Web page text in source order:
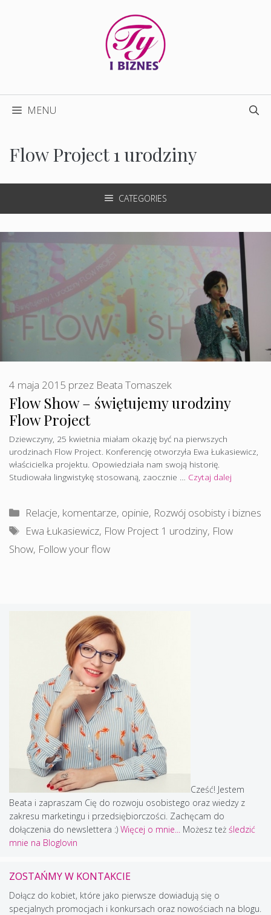
MENU
Flow Project 1 urodziny
CATEGORIES
Flow Show – świętujemy urodziny
Flow Project
4 maja 2015 przez Beata Tomaszek
Dziewczyny, 25 kwietnia miałam okazję być na pierwszych
urodzinach Flow Project. Konferencję otworzyła Ewa Łukasiewicz,
właścicielka projektu. Opowiedziała nam swoją historię.
Studiowała lingwistykę stosowaną, zaocznie … Czytaj dalej
Kategorie
Relacje, komentarze, opinie, Rozwój osobisty i biznes
Tagi
Ewa Łukasiewicz, Flow Project 1 urodziny, Flow
Show, Follow your flow
Cześć! Jestem
Beata i zapraszam Cię do rozwoju osobistego oraz wiedzy z
zakresu marketingu i przedsiębiorczości. Zachęcam do
dołączenia do newslettera :) Więcej o mnie... Możesz też śledzić
mnie na Bloglovin
ZOSTAŃMY W KONTAKCIE
Dołącz do kobiet, które jako pierwsze dowiadują się o
specjalnych promocjach i konkursach oraz nowościach na blogu.